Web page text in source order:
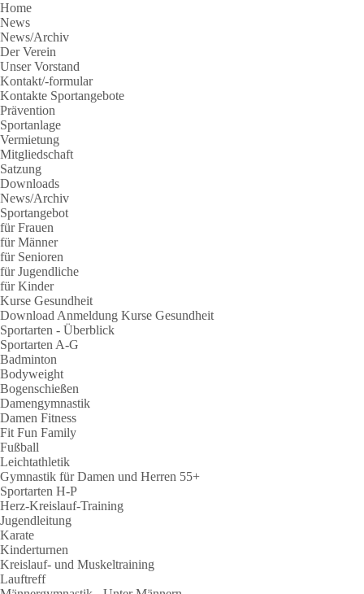
Home
News
News/Archiv
Der Verein
Unser Vorstand
Kontakt/-formular
Kontakte Sportangebote
Prävention
Sportanlage
Vermietung
Mitgliedschaft
Satzung
Downloads
News/Archiv
Sportangebot
für Frauen
für Männer
für Senioren
für Jugendliche
für Kinder
Kurse Gesundheit
Download Anmeldung Kurse Gesundheit
Sportarten - Überblick
Sportarten A-G
Badminton
Bodyweight
Bogenschießen
Damengymnastik
Damen Fitness
Fit Fun Family
Fußball
Leichtathletik
Gymnastik für Damen und Herren 55+
Sportarten H-P
Herz-Kreislauf-Training
Jugendleitung
Karate
Kinderturnen
Kreislauf- und Muskeltraining
Lauftreff